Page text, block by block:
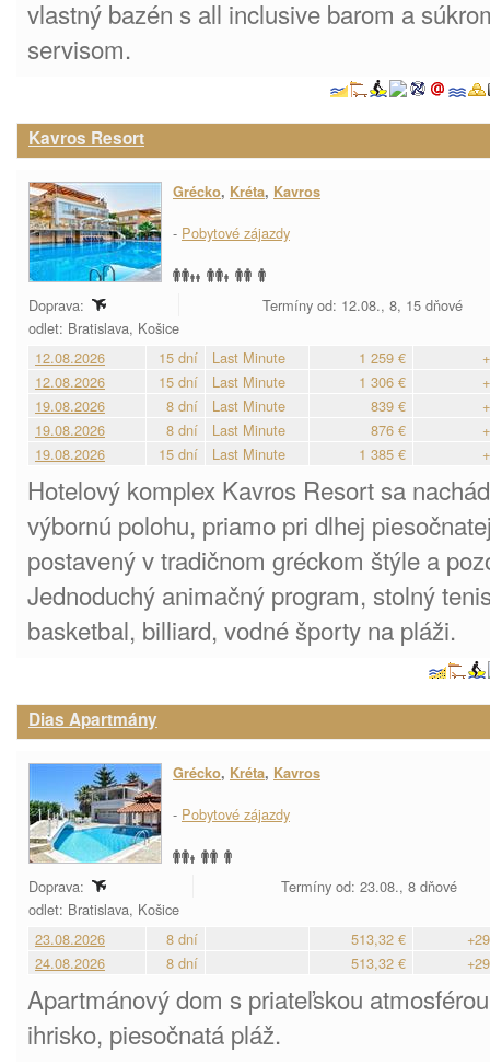
vlastný bazén s all inclusive barom a
servisom.
Kavros Resort
Grécko, Kréta, Kavros
- Pobytové zájazdy
Doprava:
Termíny od: 12.08., 8, 15 dňové
odlet: Bratislava, Košice
12.08.2026
15 dní Last Minute 1 259 €
12.08.2026
15 dní Last Minute 1 306 €
19.08.2026
8 dní Last Minute 839 €
19.08.2026
8 dní Last Minute 876 €
19.08.2026
15 dní Last Minute 1 385 €
Hotelový komplex Kavros Resort sa
výbornú polohu, priamo pri dlhej
postavený v tradičnom gréckom štýle a
Jednoduchý animačný program, stolný
basketbal, billiard, vodné športy na pláži.
Dias Apartmány
Grécko, Kréta, Kavros
- Pobytové zájazdy
Doprava:
Termíny od: 23.08., 8 dňové
odlet: Bratislava, Košice
23.08.2026
8 dní 513,32 €
24.08.2026
8 dní 513,32 €
Apartmánový dom s priateľskou
ihrisko, piesočnatá pláž.